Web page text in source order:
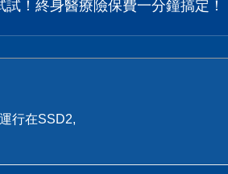
試！終身醫療險保費一分鐘搞定！
行在SSD2,